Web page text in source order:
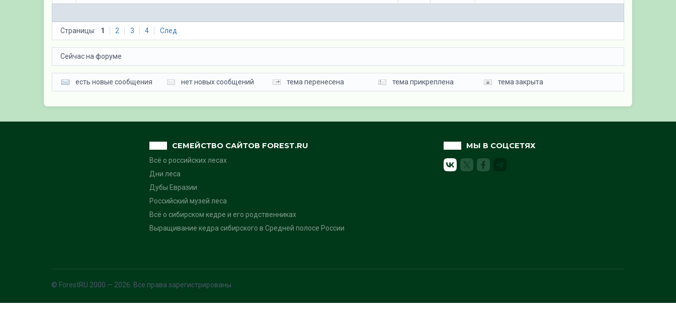
Страницы: 1 2 3 4 След.
Сейчас на форуме
есть новые сообщения нет новых сообщений тема перенесена тема прикреплена тема закрыта
СЕМЕЙСТВО САЙТОВ FOREST.RU
Всё о российских лесах
Дни леса
Дубы Евразии
Российский музей леса
Всё о сибирском кедре и его родственниках
Выращивание кедра сибирского в Средней полосе России
МЫ В СОЦСЕТЯХ
© ForestRU 2000 — 2026. Все права зарегистрированы.